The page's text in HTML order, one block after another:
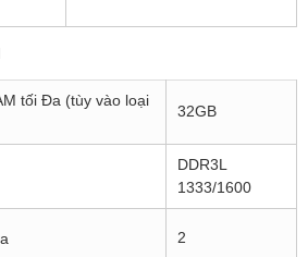
tối Đa (tùy vào loại
32GB
DDR3L
1333/1600
2